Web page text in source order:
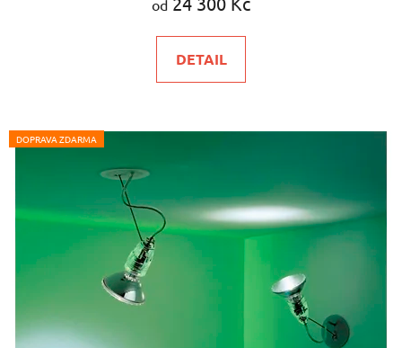
od
DETAIL
DOPRAVA ZDARMA